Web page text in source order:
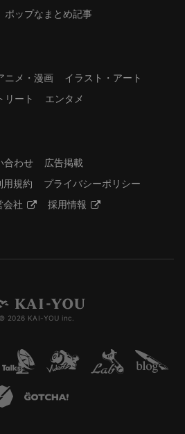
ポップなまとめ記事
ニメ・漫画
イラスト・アート
リート エンタメ
合わせ
広告掲載
用規約
プライバシーポリシー
会社 採用情報
© 2026 KAI-YOU inc.